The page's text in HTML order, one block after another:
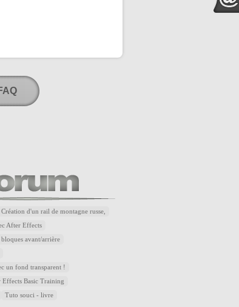
Création d'un rail de montagne russe,
After Effects
avant/arrière
un fond transparent !
Basic Training
Tuto souci - livre